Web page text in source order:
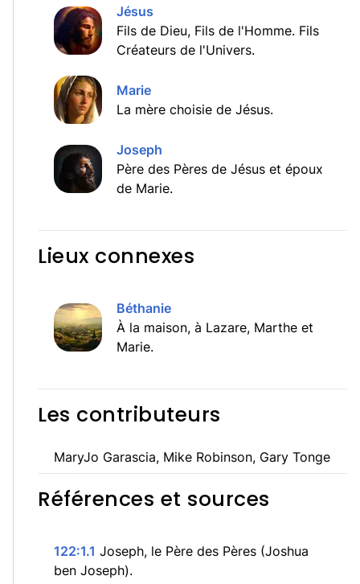
Jésus
Fils de Dieu, Fils de l'Homme. Fils
Créateurs de l'Univers.
Marie
La mère choisie de Jésus.
Joseph
Père des Pères de Jésus et époux
de Marie.
Lieux connexes
Béthanie
À la maison, à Lazare, Marthe et
Marie.
Les contributeurs
MaryJo Garascia, Mike Robinson, Gary Tonge
Références et sources
122:1.1 Joseph, le Père des Pères (Joshua
ben Joseph).